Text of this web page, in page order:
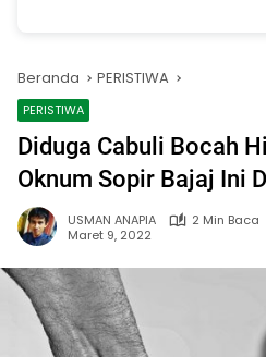
Beranda PERISTIWA
PERISTIWA
Diduga Cabuli Bocah
Oknum Sopir Bajaj Ini
USMAN ANAPIA
2 Min Baca
Maret 9, 2022